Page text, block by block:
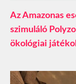
Az Amazonas
szimuláló
ökológiai